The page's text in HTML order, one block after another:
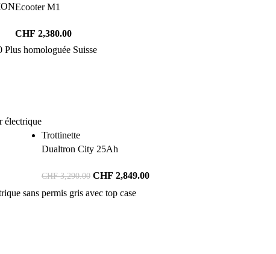
Ecooter M1
CHF 2,380.00
Trottinette
Dualtron City 25Ah
CHF3,290.00 CHF 2,849.00